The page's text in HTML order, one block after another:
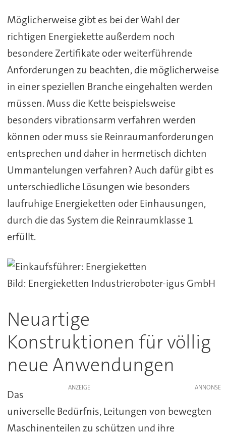
Möglicherweise gibt es bei der Wahl der
richtigen Energiekette außerdem noch
besondere Zertifikate oder weiterführende
Anforderungen zu beachten, die möglicherweise
in einer speziellen Branche eingehalten werden
müssen. Muss die Kette beispielsweise
besonders vibrationsarm verfahren werden
können oder muss sie Reinraumanforderungen
entsprechen und daher in hermetisch dichten
Ummantelungen verfahren? Auch dafür gibt es
unterschiedliche Lösungen wie besonders
laufruhige Energieketten oder Einhausungen,
durch die das System die Reinraumklasse 1
erfüllt.
Bild: Energieketten Industrieroboter-igus GmbH
Neuartige
Konstruktionen für völlig
neue Anwendungen
ANZEIGE
Das
universelle Bedürfnis, Leitungen von bewegten
Maschinenteilen zu schützen und ihre